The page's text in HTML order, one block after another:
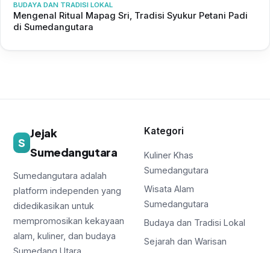
BUDAYA DAN TRADISI LOKAL
Mengenal Ritual Mapag Sri, Tradisi Syukur Petani Padi
di Sumedangutara
S
Jejak
Sumedangutara
Sumedangutara adalah
platform independen yang
didedikasikan untuk
mempromosikan kekayaan
alam, kuliner, dan budaya
Sumedang Utara.
Kategori
Kuliner Khas
Sumedangutara
Wisata Alam
Sumedangutara
Budaya dan Tradisi Lokal
Sejarah dan Warisan